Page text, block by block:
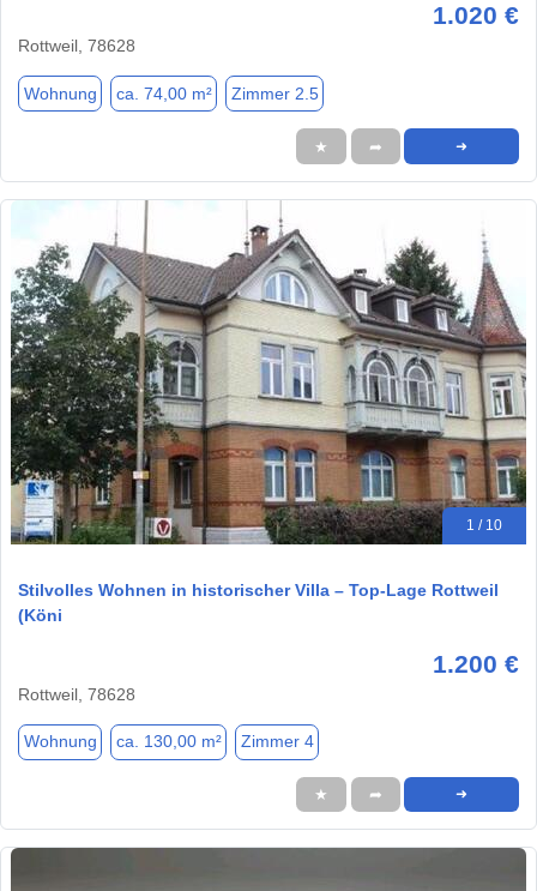
1.020 €
Rottweil, 78628
Wohnung ca. 74,00 m² Zimmer 2.5
★ ➦ ➜
1 / 10
Stilvolles Wohnen in historischer Villa – Top-Lage Rottweil
(Köni
1.200 €
Rottweil, 78628
Wohnung ca. 130,00 m² Zimmer 4
★ ➦ ➜